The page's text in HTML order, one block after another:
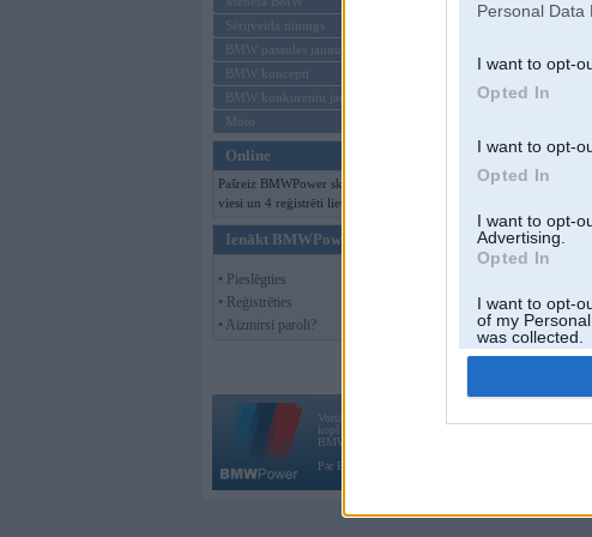
Personal Data
I want to opt-
Opted In
I want to opt-
Opted In
I want to opt-
Advertising.
Opted In
I want to opt-
of my
was collected.
Opted Out
Sērijveida tūnings
BMW pasaules jaunumi
BMW koncepti
BMW konkurentu jaunumi
Moto
Online
Pašreiz BMWPower skatās 532
viesi un 4 reģistrēti lietotāji.
Ienākt BMWPower
• Pieslēgties
• Reģistrēties
• Aizmirsi paroli?
Vortāls BMWPower.lv darbojas
kopš 2002. gada 14. maija. Tas nav auto klubs un nav
BMW AG.
Par BMWPower